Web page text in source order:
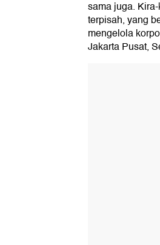
sama juga.
terpisah, yang
mengelola
Jakarta Pusat,